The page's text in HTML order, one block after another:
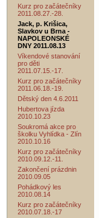
Kurz pro začátečníky
2011.08.27.-28.
Jack, p. Krišica,
Slavkov u Brna -
NAPOLEONSKÉ
DNY 2011.08.13
Víkendové stanování
pro děti
2011.07.15.-17.
Kurz pro začátečníky
2011.06.18.-19.
Dětský den 4.6.2011
Hubertova jízda
2010.10.23
Soukromá akce pro
školku Vyhlídka - Zlín
2010.10.16
Kurz pro začátečníky
2010.09.12.-11.
Zakončení prázdnin
2010.09.05
Pohádkový les
2010.08.14
Kurz pro začátečníky
2010.07.18.-17